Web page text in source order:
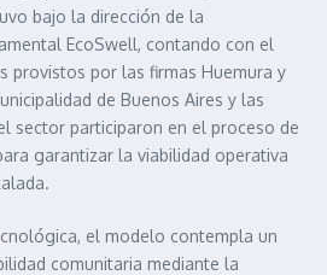
bajo la dirección de la
EcoSwell, contando con el
provistos por las firmas Huemura y
de Buenos Aires y las
sector participaron en el proceso de
garantizar la viabilidad operativa
el modelo contempla un
comunitaria mediante la